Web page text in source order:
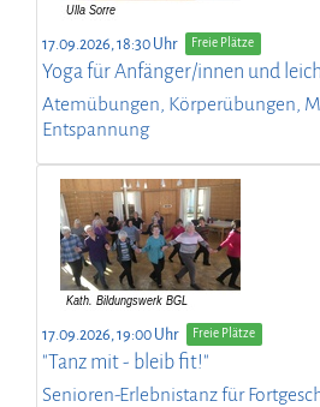
17.09.2026, 18:30 Uhr Freie Plätze
Yoga für Anfänger/innen und
Atemübungen, Körperübungen,
Entspannung
17.09.2026, 19:00 Uhr Freie Plätze
"Tanz mit - bleib fit!"
Senioren-Erlebnistanz für